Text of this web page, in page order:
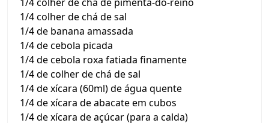
1/4 colher de chá de sal
1/4 de banana amassada
1/4 de cebola picada
1/4 de cebola roxa fatiada finamente
1/4 de colher de chá de sal
1/4 de xícara (60ml) de água quente
1/4 de xícara de abacate em cubos
1/4 de xícara de açúcar (para a calda)